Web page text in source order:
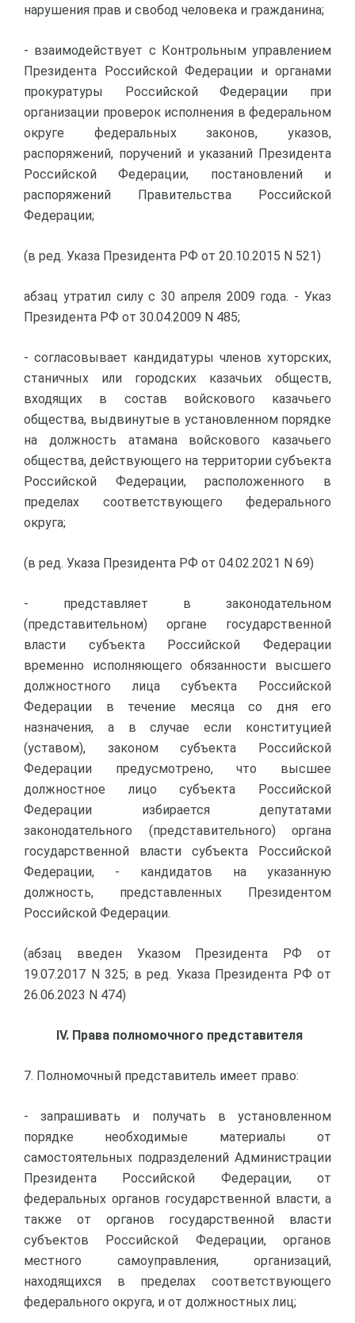
нарушения прав и свобод человека и гражданина;
- взаимодействует с Контрольным управлением
Президента Российской Федерации и органами
прокуратуры Российской Федерации при
организации проверок исполнения в федеральном
округе федеральных законов, указов,
распоряжений, поручений и указаний Президента
Российской Федерации, постановлений и
распоряжений Правительства Российской
Федерации;
(в ред. Указа Президента РФ от 20.10.2015 N 521)
абзац утратил силу с 30 апреля 2009 года. - Указ
Президента РФ от 30.04.2009 N 485;
- согласовывает кандидатуры членов хуторских,
станичных или городских казачьих обществ,
входящих в состав войскового казачьего
общества, выдвинутые в установленном порядке
на должность атамана войскового казачьего
общества, действующего на территории субъекта
Российской Федерации, расположенного в
пределах соответствующего федерального
округа;
(в ред. Указа Президента РФ от 04.02.2021 N 69)
- представляет в законодательном
(представительном) органе государственной
власти субъекта Российской Федерации
временно исполняющего обязанности высшего
должностного лица субъекта Российской
Федерации в течение месяца со дня его
назначения, а в случае если конституцией
(уставом), законом субъекта Российской
Федерации предусмотрено, что высшее
должностное лицо субъекта Российской
Федерации избирается депутатами
законодательного (представительного) органа
государственной власти субъекта Российской
Федерации, - кандидатов на указанную
должность, представленных Президентом
Российской Федерации.
(абзац введен Указом Президента РФ от
19.07.2017 N 325; в ред. Указа Президента РФ от
26.06.2023 N 474)
IV. Права полномочного представителя
7. Полномочный представитель имеет право:
- запрашивать и получать в установленном
порядке необходимые материалы от
самостоятельных подразделений Администрации
Президента Российской Федерации, от
федеральных органов государственной власти, а
также от органов государственной власти
субъектов Российской Федерации, органов
местного самоуправления, организаций,
находящихся в пределах соответствующего
федерального округа, и от должностных лиц;